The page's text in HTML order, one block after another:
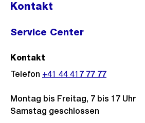
Kontakt
Service Center
Montag bis Freitag, 7 bis 17 Uhr
Samstag geschlossen
Kontakt
Telefon +41 44 417 77 77